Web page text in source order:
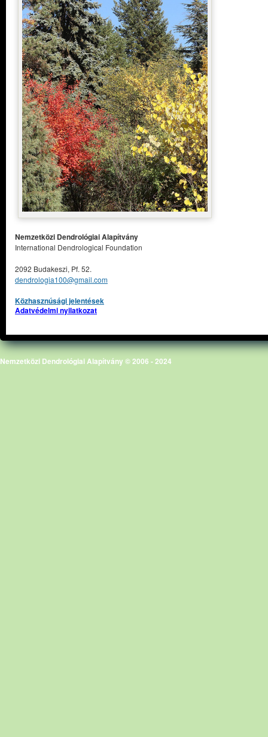
Nemzetközi Dendrológiai Alapítvány
International Dendrological Foundation
2092 Budakeszi, Pf. 52.
dendrologia100@gmail.com
Közhasznúsági jelentések
Adatvédelmi nyilatkozat
Nemzetközi Dendrológiai Alapítvány © 2006 - 2024